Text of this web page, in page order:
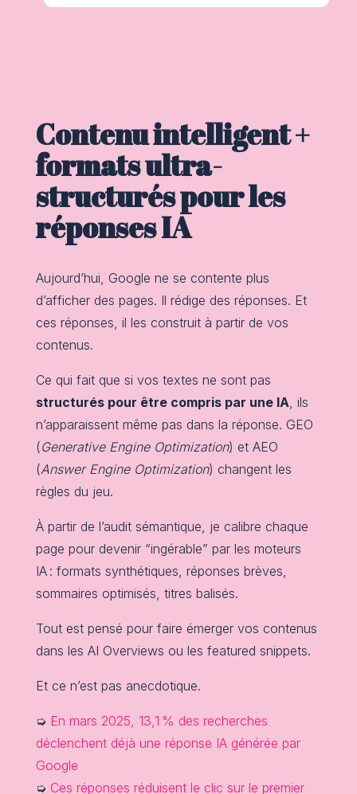
Contenu intelligent +
formats ultra-
structurés pour les
réponses IA
Aujourd’hui, Google ne se contente plus
d’afficher des pages. Il rédige des réponses. Et
ces réponses, il les construit à partir de vos
contenus.
Ce qui fait que si vos textes ne sont pas
structurés pour être compris par une IA, ils
n’apparaissent même pas dans la réponse. GEO
(Generative Engine Optimization) et AEO
(Answer Engine Optimization) changent les
règles du jeu.
À partir de l’audit sémantique, je calibre chaque
page pour devenir “ingérable” par les moteurs
IA : formats synthétiques, réponses brèves,
sommaires optimisés, titres balisés.
Tout est pensé pour faire émerger vos contenus
dans les AI Overviews ou les featured snippets.
Et ce n’est pas anecdotique.
➭ En mars 2025, 13,1 % des recherches
déclenchent déjà une réponse IA générée par
Google
➭ Ces réponses réduisent le clic sur le premier